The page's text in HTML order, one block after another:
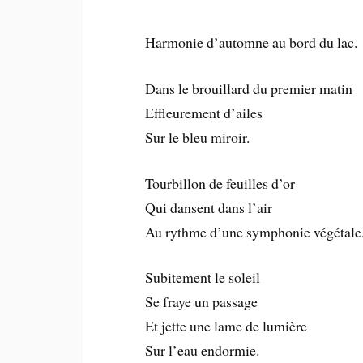
Harmonie d’automne au bord du lac.
Dans le brouillard du premier matin
Effleurement d’ailes
Sur le bleu miroir.
Tourbillon de feuilles d’or
Qui dansent dans l’air
Au rythme d’une symphonie
Subitement le soleil
Se fraye un passage
Et jette une lame de lumière
Sur l’eau endormie.